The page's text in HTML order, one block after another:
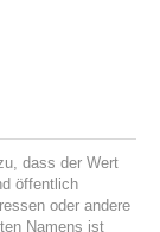
dass der Wert
öffentlich
oder andere
Namens ist